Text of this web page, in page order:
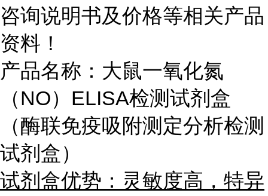
咨询说明书及价格等相关产品
资料！
产品名称：大鼠一氧化氮
（NO）ELISA检测试剂盒
（酶联免疫吸附测定分析检测
试剂盒）
试剂盒优势：灵敏度高，特异